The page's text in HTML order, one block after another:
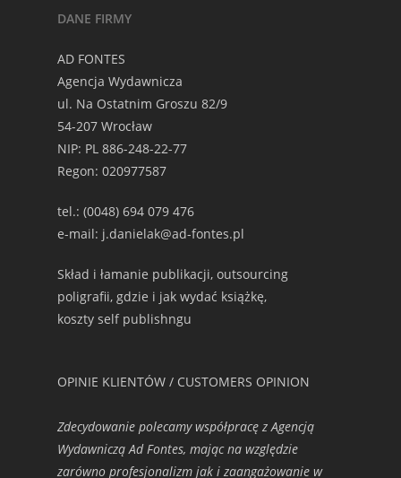
DANE FIRMY
AD FONTES
Agencja Wydawnicza
ul. Na Ostatnim Groszu 82/9
54-207 Wrocław
NIP: PL 886-248-22-77
Regon: 020977587
tel.: (0048) 694 079 476
e-mail: j.danielak@ad-fontes.pl
Skład i łamanie publikacji, outsourcing
poligrafii, gdzie i jak wydać książkę,
koszty self publishngu
OPINIE KLIENTÓW / CUSTOMERS OPINION
Zdecydowanie polecamy współpracę z Agencją
Wydawniczą Ad Fontes, mając na względzie
zarówno profesjonalizm jak i zaangażowanie w